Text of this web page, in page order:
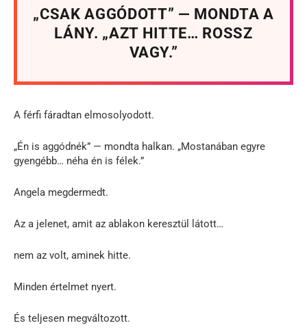
„CSAK AGGÓDOTT” — MONDTA A
LÁNY. „AZT HITTE… ROSSZ
VAGY.”
A férfi fáradtan elmosolyodott.
„Én is aggódnék” — mondta halkan. „Mostanában egyre
gyengébb… néha én is félek.”
Angela megdermedt.
Az a jelenet, amit az ablakon keresztül látott…
nem az volt, aminek hitte.
Minden értelmet nyert.
És teljesen megváltozott.